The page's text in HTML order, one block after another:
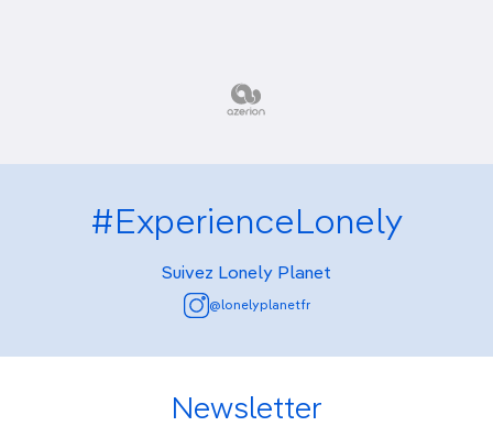
#ExperienceLonely
Suivez Lonely Planet
@lonelyplanetfr
Newsletter